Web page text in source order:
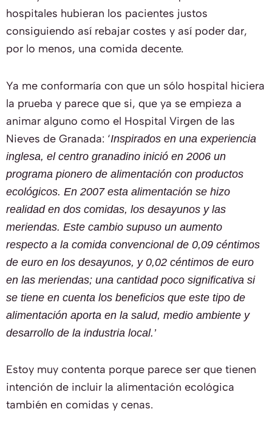
hospitales hubieran los pacientes justos
consiguiendo así rebajar costes y así poder dar,
por lo menos, una comida decente.
Ya me conformaría con que un sólo hospital hiciera
la prueba y parece que si, que ya se empieza a
animar alguno como el Hospital Virgen de las
Nieves de Granada: ‘Inspirados en una experiencia
inglesa, el centro granadino inició en 2006 un
programa pionero de alimentación con productos
ecológicos. En 2007 esta alimentación se hizo
realidad en dos comidas, los desayunos y las
meriendas. Este cambio supuso un aumento
respecto a la comida convencional de 0,09 céntimos
de euro en los desayunos, y 0,02 céntimos de euro
en las meriendas; una cantidad poco significativa si
se tiene en cuenta los beneficios que este tipo de
alimentación aporta en la salud, medio ambiente y
desarrollo de la industria local.’
Estoy muy contenta porque parece ser que tienen
intención de incluir la alimentación ecológica
también en comidas y cenas.